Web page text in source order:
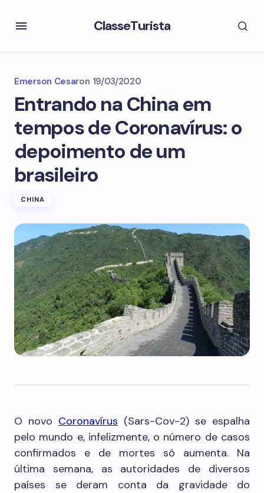
ClasseTurista
Emerson Cesaron 19/03/2020
Entrando na China em
tempos de Coronavírus: o
depoimento de um
brasileiro
CHINA
O novo Coronavírus (Sars-Cov-2) se espalha
pelo mundo e, infelizmente, o número de casos
confirmados e de mortes só aumenta. Na
última semana, as autoridades de diversos
países se deram conta da gravidade do